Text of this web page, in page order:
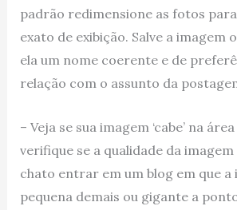
padrão redimensione as fotos
exato de exibição. Salve a imagem
ela um nome coerente e de
relação com o assunto da
– Veja se sua imagem ‘cabe’ na
verifique se a qualidade da
chato entrar em um blog em que a
pequena demais ou gigante a